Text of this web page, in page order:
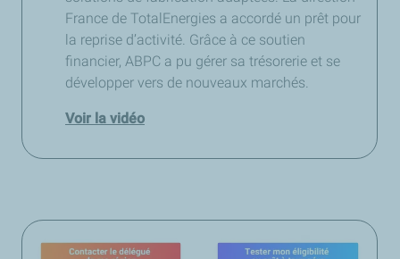
France de TotalEnergies a accordé un prêt pour
la reprise d’activité. Grâce à ce soutien
financier, ABPC a pu gérer sa trésorerie et se
développer vers de nouveaux marchés.
Voir la vidéo